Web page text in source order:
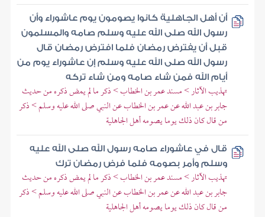
أن أهل الجاهلية كانوا يصومون يوم عاشوراء وأن
رسول الله صلى الله عليه وسلم صامه والمسلمون
قبل أن يفترض رمضان فلما افترض رمضان قال
رسول الله صلى الله عليه وسلم إن عاشوراء يوم من
أيام الله فمن شاء صامه ومن شاء تركه
تهذيب الآثار > مسند عمر بن الخطاب > ذكر ما لم يمض ذكره من حديث
جابر بن عبد الله عن عمر بن الخطاب عن النبي صلى الله عليه وسلم > ذكر
من قال كان ذلك يوما يصومه أهل الجاهلية
قال في عاشوراء صامه رسول الله صلى الله عليه
وسلم وأمر بصومه فلما فرض رمضان ترك
تهذيب الآثار > مسند عمر بن الخطاب > ذكر ما لم يمض ذكره من حديث
جابر بن عبد الله عن عمر بن الخطاب عن النبي صلى الله عليه وسلم > ذكر
من قال كان ذلك يوما يصومه أهل الجاهلية